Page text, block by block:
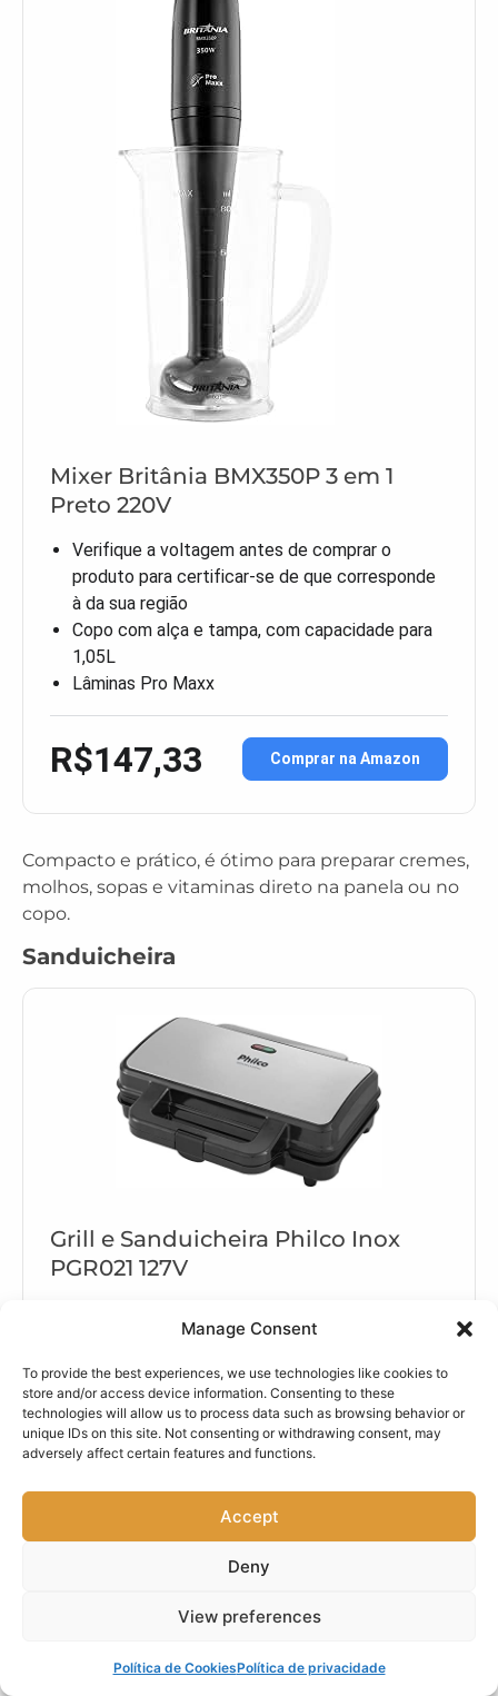
Manage Consent
To provide the best experiences, we use technologies like cookies to
store and/or access device information. Consenting to these
technologies will allow us to process data such as browsing behavior or
unique IDs on this site. Not consenting or withdrawing consent, may
adversely affect certain features and functions.
Accept
Deny
View preferences
Política de CookiesPolítica de privacidade
Mixer Britânia BMX350P 3 em 1
Preto 220V
Verifique a voltagem antes de comprar o
produto para certificar-se de que corresponde
à da sua região
Copo com alça e tampa, com capacidade para
1,05L
Lâminas Pro Maxx
R$147,33 Comprar na Amazon
Compacto e prático, é ótimo para preparar cremes,
molhos, sopas e vitaminas direto na panela ou no
copo.
Sanduicheira
Grill e Sanduicheira Philco Inox
PGR021 127V
produto para certificar-se de que corresponde
à da sua região
Tem alça para transporte e trava para
segurança
Chapas grelham os dois lados, por igual e ao
R$199,90
limpar. Alguns modelos têm placas removíveis e